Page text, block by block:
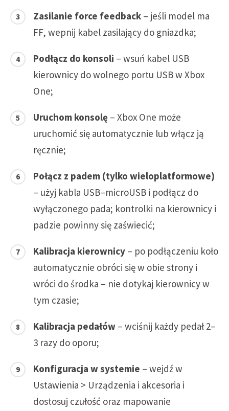
Zasilanie force feedback – jeśli model ma
FF, wepnij kabel zasilający do gniazdka;
Podłącz do konsoli – wsuń kabel USB
kierownicy do wolnego portu USB w Xbox
One;
Uruchom konsolę – Xbox One może
uruchomić się automatycznie lub włącz ją
ręcznie;
Połącz z padem (tylko wieloplatformowe)
– użyj kabla USB–microUSB i podłącz do
wyłączonego pada; kontrolki na kierownicy i
padzie powinny się zaświecić;
Kalibracja kierownicy – po podłączeniu koło
automatycznie obróci się w obie strony i
wróci do środka – nie dotykaj kierownicy w
tym czasie;
Kalibracja pedałów – wciśnij każdy pedał 2–
3 razy do oporu;
Konfiguracja w systemie – wejdź w
Ustawienia > Urządzenia i akcesoria i
dostosuj czułość oraz mapowanie